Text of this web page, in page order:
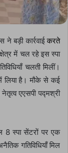
ने बड़ी कार्रवाईकरते
में चल रहे इस स्पा
चलती मिलीं।
लिया है। मौके से कई
एएसपी पद्मश्री
8 स्पा सेंटरों पर एक
गतिविधियाँ मिल